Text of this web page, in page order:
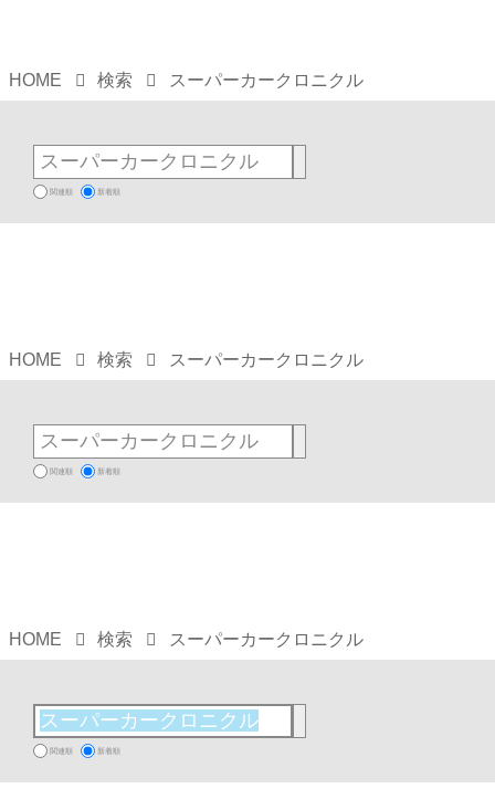
HOME 検索 スーパーカークロニクル
関連順 新着順
HOME 検索 スーパーカークロニクル
関連順 新着順
HOME 検索 スーパーカークロニクル
関連順 新着順